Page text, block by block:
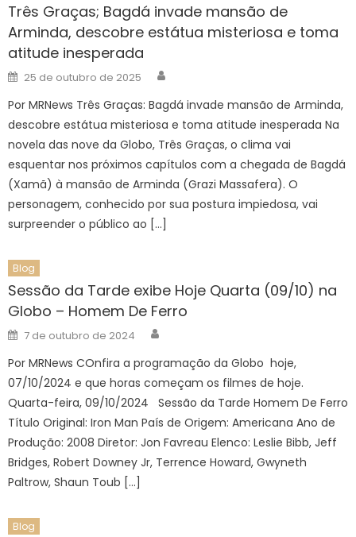
Três Graças; Bagdá invade mansão de
Arminda, descobre estátua misteriosa e toma
atitude inesperada
Posted
on
25 de outubro de 2025
Por MRNews Três Graças: Bagdá invade mansão de Arminda,
descobre estátua misteriosa e toma atitude inesperada Na
novela das nove da Globo, Três Graças, o clima vai
esquentar nos próximos capítulos com a chegada de Bagdá
(Xamã) à mansão de Arminda (Grazi Massafera). O
personagem, conhecido por sua postura impiedosa, vai
surpreender o público ao […]
Blog
Sessão da Tarde exibe Hoje Quarta (09/10) na
Globo – Homem De Ferro
Posted
on
7 de outubro de 2024
Por MRNews COnfira a programação da Globo hoje,
07/10/2024 e que horas começam os filmes de hoje.
Quarta-feira, 09/10/2024 Sessão da Tarde Homem De Ferro
Título Original: Iron Man País de Origem: Americana Ano de
Produção: 2008 Diretor: Jon Favreau Elenco: Leslie Bibb, Jeff
Bridges, Robert Downey Jr, Terrence Howard, Gwyneth
Paltrow, Shaun Toub […]
Blog